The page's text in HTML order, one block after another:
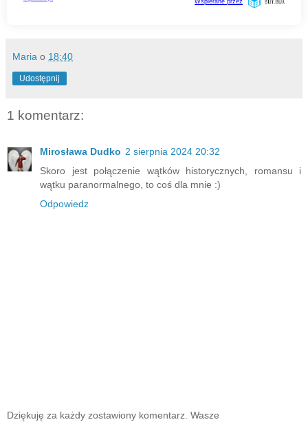
Maria o 18:40
Udostępnij
1 komentarz:
Mirosława Dudko 2 sierpnia 2024 20:32
Skoro jest połączenie wątków historycznych, romansu i
wątku paranormalnego, to coś dla mnie :)
Odpowiedz
Dziękuję za każdy zostawiony komentarz. Wasze